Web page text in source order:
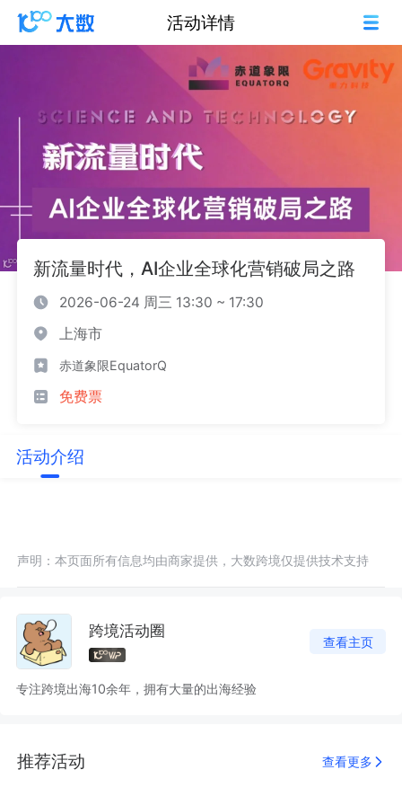
活动详情
新流量时代，AI企业全球化营销破局之路
2026-06-24 周三 13:30 ~ 17:30
上海市
赤道象限EquatorQ
免费票
活动介绍
声明：本页面所有信息均由商家提供，大数跨境仅提供技术支持
跨境活动圈
查看主页
专注跨境出海10余年，拥有大量的出海经验
推荐活动 查看更多